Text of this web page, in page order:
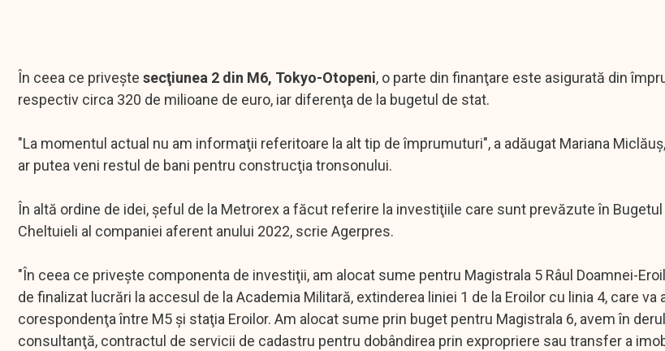
În ceea ce priveşte secţiunea 2 din M6, Tokyo-Otopeni, o parte din finanţare este asigurată din
respectiv circa 320 de milioane de euro, iar diferenţa de la bugetul de stat.
"La momentul actual nu am informaţii referitoare la alt tip de împrumuturi", a adăugat Mariana
ar putea veni restul de bani pentru construcţia tronsonului.
În altă ordine de idei, şeful de la Metrorex a făcut referire la investiţiile care sunt prevăzute în
Cheltuieli al companiei aferent anului 2022, scrie Agerpres.
"În ceea ce priveşte componenta de investiţii, am alocat sume pentru Magistrala 5 Râul Doamnei-
de finalizat lucrări la accesul de la Academia Militară, extinderea liniei 1 de la Eroilor cu linia 4, care va
corespondenţa între M5 şi staţia Eroilor. Am alocat sume prin buget pentru Magistrala 6, avem în
consultanţă, contractul de servicii de cadastru pentru dobândirea prin expropriere sau transfer a